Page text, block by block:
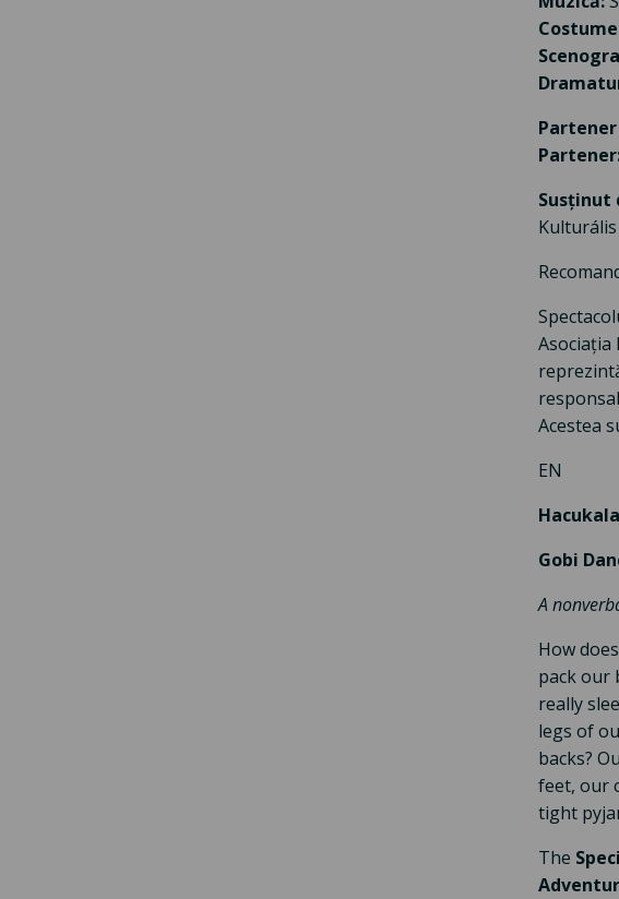
Susținut
Asociația
Acestea
EN
Gobi
A
How
pack our
really
legs of
backs?
feet, our
tight
The